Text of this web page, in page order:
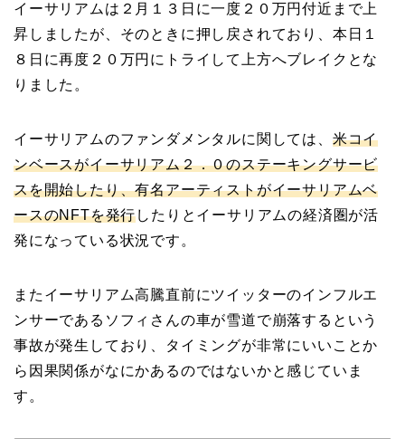
イーサリアムは２月１３日に一度２０万円付近まで上
昇しましたが、そのときに押し戻されており、本日１
８日に再度２０万円にトライして上方へブレイクとな
りました。
イーサリアムのファンダメンタルに関しては、 米コイ
ンベースがイーサリアム２．０のステーキングサービ
スを開始したり、有名アーティストがイーサリアムベ
ースのNFTを発行したりとイーサリアムの経済圏が活
発になっている状況です。
またイーサリアム高騰直前にツイッターのインフルエ
ンサーであるソフィさんの車が雪道で崩落するという
事故が発生しており、タイミングが非常にいいことか
ら因果関係がなにかあるのではないかと感じていま
す。